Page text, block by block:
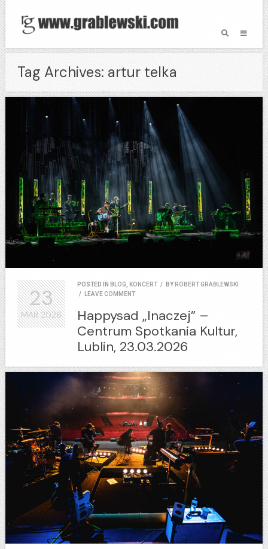
Tag Archives: artur telka
POSTED IN BLOG, KONCERT / BY ROBERT GRABLEWSKI
/
LEAVE COMMENT
Happysad „Inaczej” –
Centrum Spotkania Kultur,
Lublin, 23.03.2026
23
MAR2026